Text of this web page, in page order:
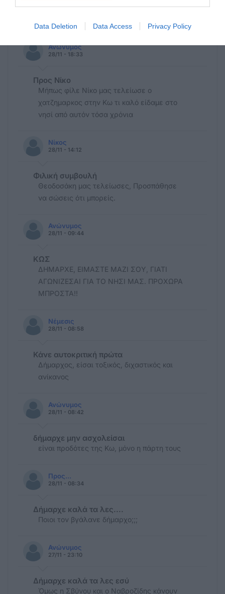
Data Deletion Data Access Privacy Policy
Σχόλια 9
Ανώνυμος
28/11 - 18:33
Προς Νίκο
Μήπως φίλε Νίκο μας τελείωσε ο
χατζημαρκος στην Κω τι καλό είδαμε στο
νησί από αυτόν τόσα χρόνια
Νίκος
28/11 - 14:12
Φιλική συμβουλή
Θεοδοσάκη μας τελείωσες, Προσπάθησε
να σώσεις ότι μπορείς.
Ανώνυμος
28/11 - 09:44
ΚΩΣ
ΔΗΜΑΡΧΕ, ΕΙΜΑΣΤΕ ΜΑΖΙ ΣΟΥ, ΓΙΑΤΙ
ΑΓΩΝΙΖΕΣΑΙ ΓΙΑ ΤΟ ΝΗΣΙ ΜΑΣ. ΠΡΟΧΩΡΑ
ΜΠΡΟΣΤΑ!!
Νέμεσις
28/11 - 08:58
Κάνε αυτοκριτική πρώτα
Δήμαρχος, είσαι τοξικός, διχαστικός και
ανίκανος
Ανώνυμος
28/11 - 08:42
δήμαρχε μην ασχολείσαι
είναι προδότες της Κω, μόνο η πάρτη τους
Προς...
28/11 - 08:34
Δήμαρχε καλά τα λες....
Ποιοι τον βγάλανε δήμαρχο;;;
Ανώνυμος
27/11 - 23:10
Δήμαρχε καλά τα λες εσύ
Όμως η Σβύνου και ο Ναβροζίδης κάνουν